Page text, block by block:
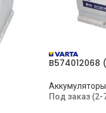
B574012068
Аккумуляторы
Под заказ (2-